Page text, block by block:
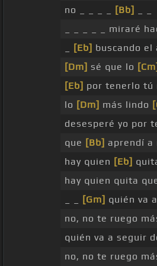
no _ _ _ _
[Bb]
_ _ _ _ _ miraré
[Eb] buscando el
[Dm] sé que lo [Cm]
[Eb] por tenerlo tú
lo [Dm] más lindo
desesperé yo por
que [Bb] aprendí a
hay quien [Eb]
hay quien quita
[Gm] quién va
no, no te ruego
quién va a seguir
no, no te ruego